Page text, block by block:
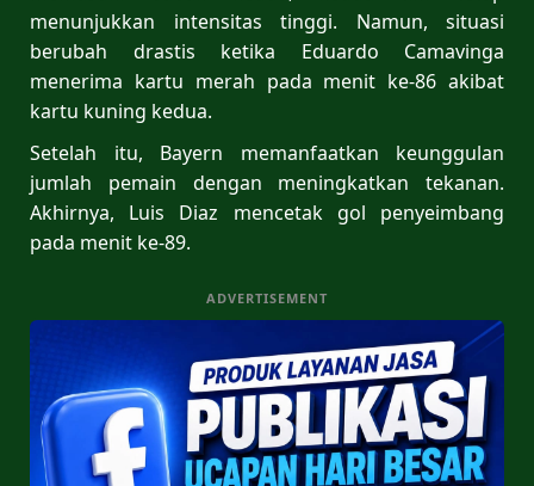
menunjukkan intensitas tinggi. Namun, situasi
berubah drastis ketika Eduardo Camavinga
menerima kartu merah pada menit ke-86 akibat
kartu kuning kedua.
Setelah itu, Bayern memanfaatkan keunggulan
jumlah pemain dengan meningkatkan tekanan.
Akhirnya, Luis Diaz mencetak gol penyeimbang
pada menit ke-89.
ADVERTISEMENT